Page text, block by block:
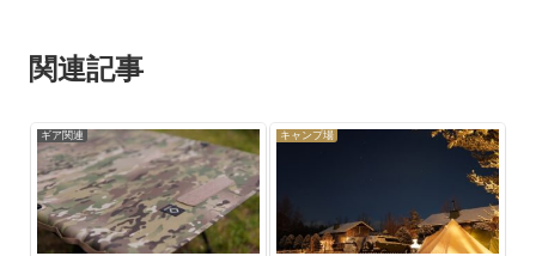
関連記事
ギア関連 キャンプ場